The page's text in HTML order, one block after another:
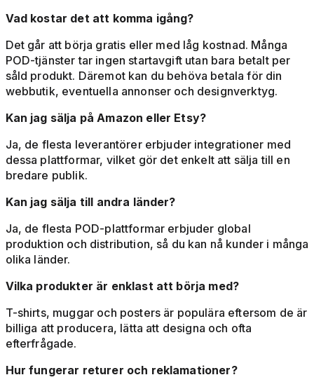
Vad kostar det att komma igång?
Det går att börja gratis eller med låg kostnad. Många
POD-tjänster tar ingen startavgift utan bara betalt per
såld produkt. Däremot kan du behöva betala för din
webbutik, eventuella annonser och designverktyg.
Kan jag sälja på Amazon eller Etsy?
Ja, de flesta leverantörer erbjuder integrationer med
dessa plattformar, vilket gör det enkelt att sälja till en
bredare publik.
Kan jag sälja till andra länder?
Ja, de flesta POD-plattformar erbjuder global
produktion och distribution, så du kan nå kunder i många
olika länder.
Vilka produkter är enklast att börja med?
T-shirts, muggar och posters är populära eftersom de är
billiga att producera, lätta att designa och ofta
efterfrågade.
Hur fungerar returer och reklamationer?